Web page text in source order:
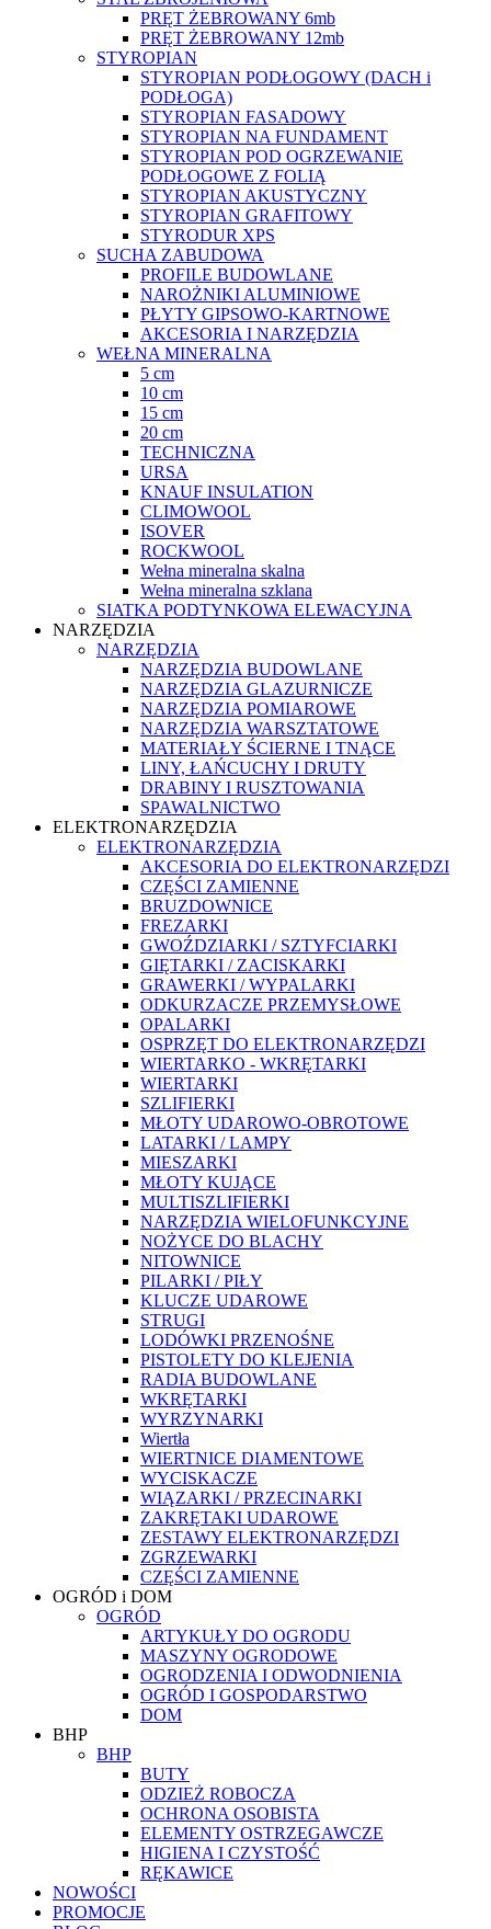
PRĘT ŻEBROWANY 6mb
PRĘT ŻEBROWANY 12mb
STYROPIAN
STYROPIAN PODŁOGOWY (DACH i
PODŁOGA)
STYROPIAN FASADOWY
STYROPIAN NA FUNDAMENT
STYROPIAN POD OGRZEWANIE
PODŁOGOWE Z FOLIĄ
STYROPIAN AKUSTYCZNY
STYROPIAN GRAFITOWY
STYRODUR XPS
SUCHA ZABUDOWA
PROFILE BUDOWLANE
NAROŻNIKI ALUMINIOWE
PŁYTY GIPSOWO-KARTNOWE
AKCESORIA I NARZĘDZIA
WEŁNA MINERALNA
5 cm
10 cm
15 cm
20 cm
TECHNICZNA
URSA
KNAUF INSULATION
CLIMOWOOL
ISOVER
ROCKWOOL
Wełna mineralna skalna
Wełna mineralna szklana
SIATKA PODTYNKOWA ELEWACYJNA
NARZĘDZIA
NARZĘDZIA
NARZĘDZIA BUDOWLANE
NARZĘDZIA GLAZURNICZE
NARZĘDZIA POMIAROWE
NARZĘDZIA WARSZTATOWE
MATERIAŁY ŚCIERNE I TNĄCE
LINY, ŁAŃCUCHY I DRUTY
DRABINY I RUSZTOWANIA
SPAWALNICTWO
ELEKTRONARZĘDZIA
ELEKTRONARZĘDZIA
AKCESORIA DO ELEKTRONARZĘDZI
CZĘŚCI ZAMIENNE
BRUZDOWNICE
FREZARKI
GWOŹDZIARKI / SZTYFCIARKI
GIĘTARKI / ZACISKARKI
GRAWERKI / WYPALARKI
ODKURZACZE PRZEMYSŁOWE
OPALARKI
OSPRZĘT DO ELEKTRONARZĘDZI
WIERTARKO - WKRĘTARKI
WIERTARKI
SZLIFIERKI
MŁOTY UDAROWO-OBROTOWE
LATARKI / LAMPY
MIESZARKI
MŁOTY KUJĄCE
MULTISZLIFIERKI
NARZĘDZIA WIELOFUNKCYJNE
NOŻYCE DO BLACHY
NITOWNICE
PILARKI / PIŁY
KLUCZE UDAROWE
STRUGI
LODÓWKI PRZENOŚNE
PISTOLETY DO KLEJENIA
RADIA BUDOWLANE
WKRĘTARKI
WYRZYNARKI
Wiertła
WIERTNICE DIAMENTOWE
WYCISKACZE
WIĄZARKI / PRZECINARKI
ZAKRĘTAKI UDAROWE
ZESTAWY ELEKTRONARZĘDZI
ZGRZEWARKI
CZĘŚCI ZAMIENNE
OGRÓD i DOM
OGRÓD
ARTYKUŁY DO OGRODU
MASZYNY OGRODOWE
OGRODZENIA I ODWODNIENIA
OGRÓD I GOSPODARSTWO
DOM
BHP
BHP
BUTY
ODZIEŻ ROBOCZA
OCHRONA OSOBISTA
ELEMENTY OSTRZEGAWCZE
HIGIENA I CZYSTOŚĆ
RĘKAWICE
NOWOŚCI
PROMOCJE